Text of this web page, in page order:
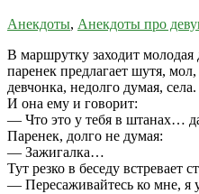
Анекдоты, Анекдоты про
В маршрутку заходит молодая
паренек предлагает шутя,
девчонка, недолго думая,
И она ему и говорит:
— Что это у тебя в штанах…
Паренек, долго не думая:
— Зажигалка…
Тут резко в беседу встревает
— Пересаживайтесь ко мне,